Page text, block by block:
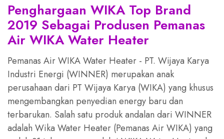
Penghargaan WIKA Top Brand
2019 Sebagai Produsen Pemanas
Air WIKA Water Heater
Pemanas Air WIKA Water Heater - PT. Wijaya Karya
Industri Energi (WINNER) merupakan anak
perusahaan dari PT Wijaya Karya (WIKA) yang khusus
mengembangkan penyedian energy baru dan
terbarukan. Salah satu produk andalan dari WINNER
adalah Wika Water Heater (Pemanas Air WIKA) yang